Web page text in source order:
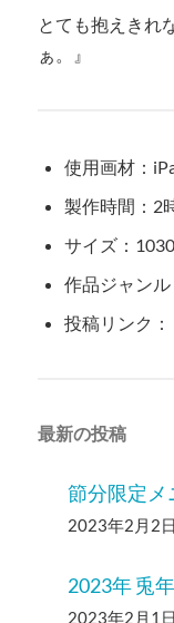
とても抱えきれ
ぁ。』
使用画材：
製作時間：2
サイズ：
作品ジャン
投稿リンク：
最新の投稿
節分限定メ
2023年2月2日
2023年 兎
2023年2月1日